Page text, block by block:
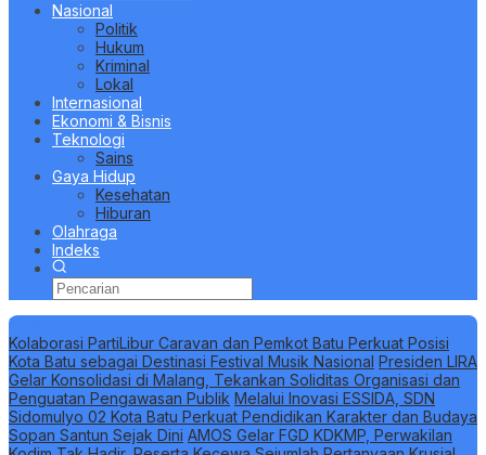
Nasional
Politik
Hukum
Kriminal
Lokal
Internasional
Ekonomi & Bisnis
Teknologi
Sains
Gaya Hidup
Kesehatan
Hiburan
Olahraga
Indeks
Berita Terbaru
Kolaborasi PartiLibur Caravan dan Pemkot Batu Perkuat Posisi
Kota Batu sebagai Destinasi Festival Musik Nasional Presiden LIRA
Gelar Konsolidasi di Malang, Tekankan Soliditas Organisasi dan
Penguatan Pengawasan Publik Melalui Inovasi ESSIDA, SDN
Sidomulyo 02 Kota Batu Perkuat Pendidikan Karakter dan Budaya
Sopan Santun Sejak Dini AMOS Gelar FGD KDKMP, Perwakilan